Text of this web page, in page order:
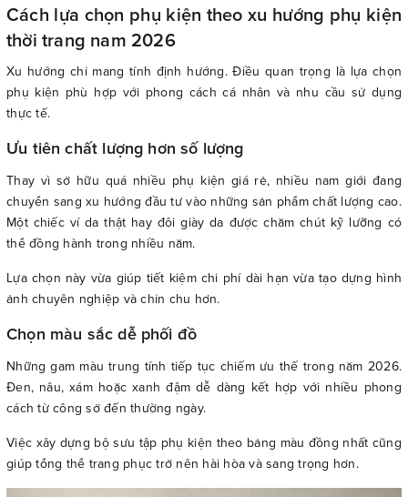
Cách lựa chọn phụ kiện theo xu hướng phụ kiện
thời trang nam 2026
Xu hướng chỉ mang tính định hướng. Điều quan trọng là lựa chọn
phụ kiện phù hợp với phong cách cá nhân và nhu cầu sử dụng
thực tế.
Ưu tiên chất lượng hơn số lượng
Thay vì sở hữu quá nhiều phụ kiện giá rẻ, nhiều nam giới đang
chuyển sang xu hướng đầu tư vào những sản phẩm chất lượng cao.
Một chiếc ví da thật hay đôi giày da được chăm chút kỹ lưỡng có
thể đồng hành trong nhiều năm.
Lựa chọn này vừa giúp tiết kiệm chi phí dài hạn vừa tạo dựng hình
ảnh chuyên nghiệp và chỉn chu hơn.
Chọn màu sắc dễ phối đồ
Những gam màu trung tính tiếp tục chiếm ưu thế trong năm 2026.
Đen, nâu, xám hoặc xanh đậm dễ dàng kết hợp với nhiều phong
cách từ công sở đến thường ngày.
Việc xây dựng bộ sưu tập phụ kiện theo bảng màu đồng nhất cũng
giúp tổng thể trang phục trở nên hài hòa và sang trọng hơn.